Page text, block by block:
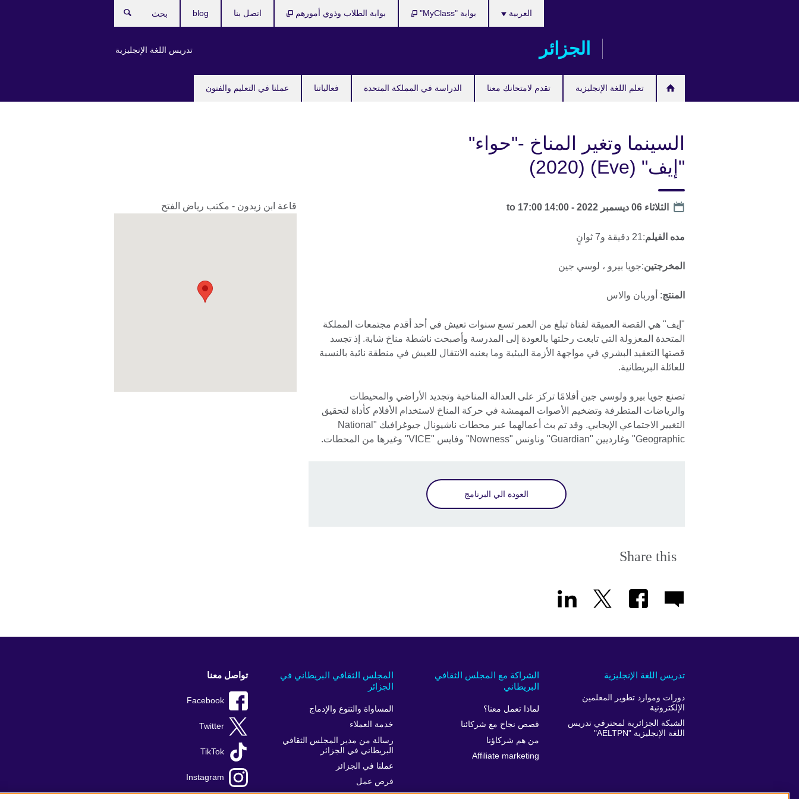
الجزائر
تعلم اللغة الإنجليزية تقدم لامتحانك معنا الدراسة في المملكة المتحدة فعالياتنا عملنا في التعليم والفنون
العربية
تدريس اللغة الإنجليزية
بوابة "MyClass" بوابة الطلاب وذوي أمورهم اتصل بنا blog
السينما وتغير المناخ -"حواء"
"إيف" (Eve) (2020)
Date
الثلاثاء 06 ديسمبر 2022 - 14:00
to
17:00
مده الفيلم:21 دقيقة و7 ثوانٍ
المخرجتين:جويا بيرو ، لوسي جين
المنتج: أوربان والاس
"إيف" هي القصة العميقة لفتاة تبلغ من العمر تسع سنوات تعيش في أحد أقدم مجتمعات المملكة
المتحدة المعزولة التي تابعت رحلتها بالعودة إلى المدرسة وأصبحت ناشطة مناخ شابة. إذ تجسد
قصتها التعقيد البشري في مواجهة الأزمة البيئية وما يعنيه الانتقال للعيش في منطقة نائية بالنسبة
للعائلة البريطانية.
تصنع جويا بيرو ولوسي جين أفلامًا تركز على العدالة المناخية وتجديد الأراضي والمحيطات
والرياضات المتطرفة وتضخيم الأصوات المهمشة في حركة المناخ لاستخدام الأفلام كأداة لتحقيق
التغيير الاجتماعي الإيجابي. وقد تم بث أعمالهما عبر محطات ناشيونال جيوغرافيك "National
Geographic" وغارديين "Guardian" وناونس "Nowness" وفايس "VICE" وغيرها من المحطات.
العودة الي البرنامج
Share this
قاعة ابن زيدون - مكتب رياض الفتح
المجلس الثقافي البريطاني في
الجزائر
المساواة والتنوع والإدماج
خدمة العملاء
رسالة من مدير المجلس الثقافي
البريطاني في الجزائر
عملنا في الجزائر
فرص عمل
الشراكة مع المجلس الثقافي
البريطاني
لماذا تعمل معنا؟
قصص نجاح مع شركائنا
من هم شركاؤنا
Affiliate marketing
تدريس اللغة الإنجليزية
دورات وموارد تطوير المعلمين
الإلكترونية
الشبكة الجزائرية لمحترفي تدريس
اللغة الإنجليزية "AELTPN"
تواصل معنا
Facebook
Twitter
TikTok
Instagram